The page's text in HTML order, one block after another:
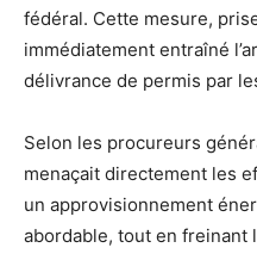
fédéral. Cette mesure,
immédiatement entraîné
délivrance de permis par
Selon les procureurs
menaçait directement les
un approvisionnement
abordable, tout en